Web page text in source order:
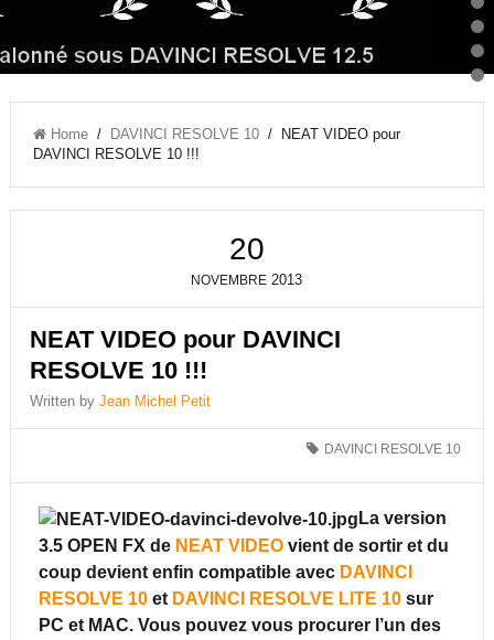
Home/ DAVINCI RESOLVE 10/ NEAT VIDEO pour
DAVINCI RESOLVE 10 !!!
20
NOVEMBRE 2013
NEAT VIDEO pour DAVINCI
RESOLVE 10 !!!
Written byJean Michel Petit
DAVINCI RESOLVE 10
La version
3.5 OPEN FX de NEAT VIDEOvient de sortir et du
coup devient enfin compatible avec DAVINCI
RESOLVE 10et DAVINCI RESOLVE LITE 10sur
PC et MAC. Vous pouvez vous procurer l’un des